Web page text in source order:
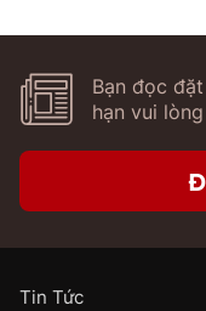
Bạn đọc
hạn vui
Tin Tức